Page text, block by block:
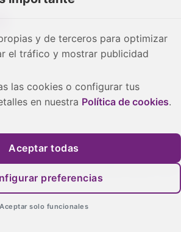
Benito (3), María Hidalgo (0), Itziar
Regalado (13), Natalia Moya (12) y
y de terceros para optimizar
el tráfico y mostrar publicidad
las cookies o configurar tus
en nuestra Política de cookies.
Aceptar todas
preferencias
Aceptar solo funcionales